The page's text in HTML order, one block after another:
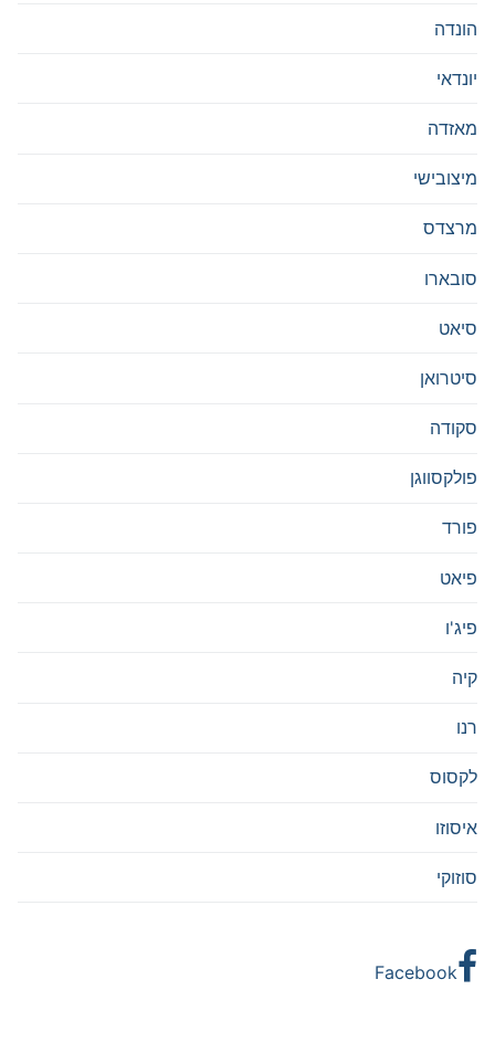
הונדה
יונדאי
מאזדה
מיצובישי
מרצדס
סובארו
סיאט
סיטרואן
סקודה
פולקסווגן
פורד
פיאט
פיג'ו
קיה
רנו
לקסוס
איסוזו
סוזוקי
Facebook